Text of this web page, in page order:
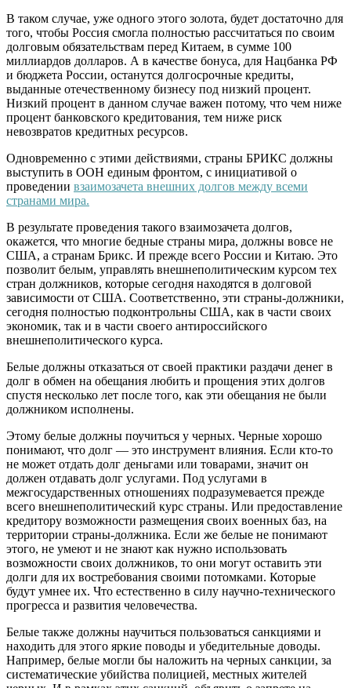
В таком случае, уже одного этого золота, будет достаточно для
того, чтобы Россия смогла полностью рассчитаться по своим
долговым обязательствам перед Китаем, в сумме 100
миллиардов долларов. А в качестве бонуса, для Нацбанка РФ
и бюджета России, останутся долгосрочные кредиты,
выданные отечественному бизнесу под низкий процент.
Низкий процент в данном случае важен потому, что чем ниже
процент банковского кредитования, тем ниже риск
невозвратов кредитных ресурсов.
Одновременно с этими действиями, страны БРИКС должны
выступить в ООН единым фронтом, с инициативой о
проведении взаимозачета внешних долгов между всеми
странами мира.
В результате проведения такого взаимозачета долгов,
окажется, что многие бедные страны мира, должны вовсе не
США, а странам Брикс. И прежде всего России и Китаю. Это
позволит белым, управлять внешнеполитическим курсом тех
стран должников, которые сегодня находятся в долговой
зависимости от США. Соответственно, эти страны-должники,
сегодня полностью подконтрольны США, как в части своих
экономик, так и в части своего антироссийского
внешнеполитического курса.
Белые должны отказаться от своей практики раздачи денег в
долг в обмен на обещания любить и прощения этих долгов
спустя несколько лет после того, как эти обещания не были
должником исполнены.
Этому белые должны поучиться у черных. Черные хорошо
понимают, что долг — это инструмент влияния. Если кто-то
не может отдать долг деньгами или товарами, значит он
должен отдавать долг услугами. Под услугами в
межгосударственных отношениях подразумевается прежде
всего внешнеполитический курс страны. Или предоставление
кредитору возможности размещения своих военных баз, на
территории страны-должника. Если же белые не понимают
этого, не умеют и не знают как нужно использовать
возможности своих должников, то они могут оставить эти
долги для их востребования своими потомками. Которые
будут умнее их. Что естественно в силу научно-технического
прогресса и развития человечества.
Белые также должны научиться пользоваться санкциями и
находить для этого яркие поводы и убедительные доводы.
Например, белые могли бы наложить на черных санкции, за
систематические убийства полицией, местных жителей